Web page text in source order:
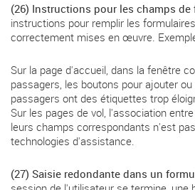
(26) Instructions pour les champs de
instructions pour remplir les
correctement mises en œuvre.
Sur la page d'accueil, dans la fenêtre
passagers, les boutons pour ajouter
passagers ont des étiquettes trop
Sur les pages de vol, l'association
leurs champs correspondants n'est
technologies d'assistance.
(27) Saisie redondante dans un